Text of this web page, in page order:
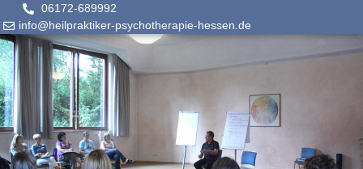
06172-689992
info@heilpraktiker-psychotherapie-hessen.de